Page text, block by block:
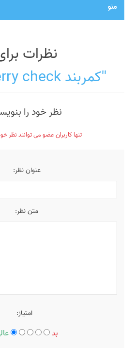
منو
نظرات
کمربند Horseferry check
نظر خود را
تنها کاربران عضو می توانند نظر
عنوان نظر:
متن نظر:
امتیاز:
بد